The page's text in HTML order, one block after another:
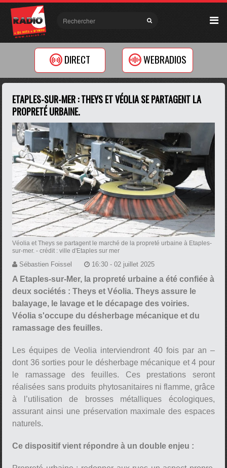
DIRECT WEBRADIOS
ETAPLES-SUR-MER : THEYS ET VÉOLIA SE PARTAGENT LA
PROPRETÉ URBAINE.
Véolia et Theys se partagent le marché de la propreté urbaine à Etaples-
sur-mer. - crédit : ville d'Etaples sur mer
Sébastien Foissel 16:30 - 02 juillet 2025
A Etaples-sur-Mer, la propreté urbaine a été confiée à
deux sociétés : Theys et Véolia. Theys assure le
balayage, le lavage et le décapage des voiries.
Véolia s'occupe du désherbage mécanique et du
ramassage des feuilles.
Les équipes de Veolia interviendront 40 fois par an –
dont 36 sorties pour le désherbage mécanique et 4 pour
le ramassage des feuilles. Ces prestations seront
réalisées sans produits phytosanitaires ni flamme, grâce
à l’utilisation de brosses métalliques écologiques,
assurant ainsi une préservation maximale des espaces
naturels.
Ce dispositif vient répondre à un double enjeu :